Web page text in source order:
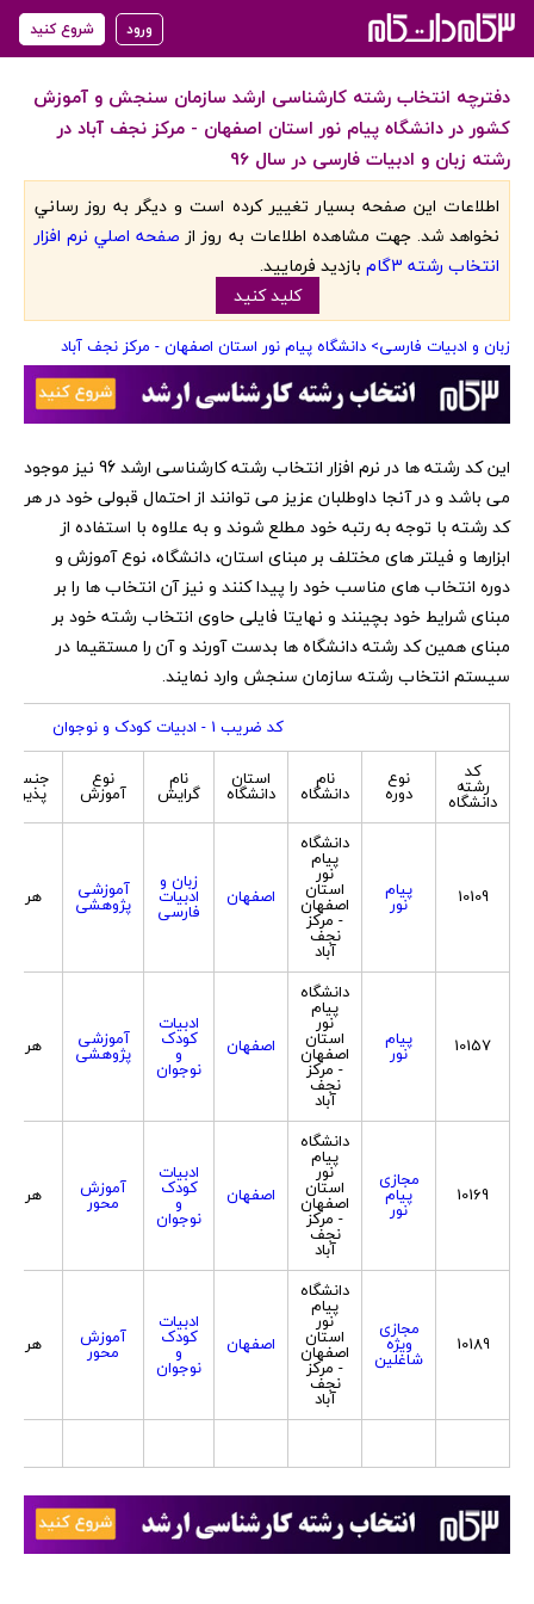
ورود شروع کنید
دفترچه انتخاب رشته کارشناسی ارشد سازمان سنجش و آموزش
کشور در دانشگاه پیام نور استان اصفهان - مرکز نجف آباد در
رشته زبان و ادبیات فارسی در سال 96
اطلاعات اين صفحه بسيار تغيير کرده است و ديگر به روز رساني
نخواهد شد. جهت مشاهده اطلاعات به روز از صفحه اصلي نرم افزار
انتخاب رشته 3گام
بازديد فرماييد.
کليد کنيد
زبان و ادبیات فارسی> دانشگاه پیام نور استان اصفهان - مرکز نجف آباد
‏این کد رشته ها در نرم افزار انتخاب رشته کارشناسی ارشد 96 نیز موجود
می باشد و در آنجا داوطلبان عزیز می توانند از احتمال قبولی خود در هر
کد رشته با توجه به رتبه خود مطلع شوند و به علاوه با استفاده از
ابزارها و فیلتر های مختلف بر مبنای استان، دانشگاه، نوع آموزش و
دوره انتخاب های مناسب خود را پیدا کنند و نیز آن انتخاب ها را بر
مبنای شرایط خود بچینند و نهایتا فایلی حاوی انتخاب رشته خود بر
مبنای همین کد رشته دانشگاه ها بدست آورند و آن را مستقیما در
سیستم انتخاب رشته سازمان سنجش وارد نمایند.
کد ضریب 1 - ادبیات کودک و نوجوان
کد
رشته
دانشگاه
نوع
دوره
نام
دانشگاه
استان
دانشگاه
نام
گرایش
نوع
آموزش پذیرش
10109 پیام
نور
دانشگاه
پیام
نور
استان
اصفهان
- مرکز
نجف
آباد
اصفهان
زبان و
ادبیات
فارسی
آموزشی
پژوهشی هر دو
10157 پیام
نور
دانشگاه
پیام
نور
استان
اصفهان
- مرکز
نجف
آباد
اصفهان
ادبیات
کودک
و
نوجوان
آموزشی
پژوهشی هر دو
10169
مجازی
پیام
نور
دانشگاه
پیام
نور
استان
اصفهان
- مرکز
نجف
آباد
اصفهان
ادبیات
کودک
و
نوجوان
آموزش
محور هر دو
10189
مجازی
ویژه
شاغلین
دانشگاه
پیام
نور
استان
اصفهان
- مرکز
نجف
آباد
اصفهان
ادبیات
کودک
و
نوجوان
آموزش
محور هر دو